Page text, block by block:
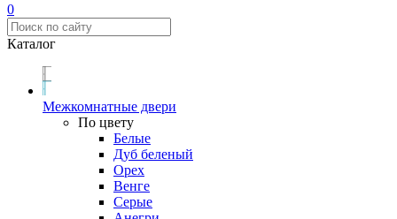
0
Каталог
Межкомнатные двери
По цвету
Белые
Дуб беленый
Орех
Венге
Серые